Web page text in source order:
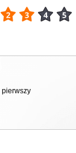
pierwszy